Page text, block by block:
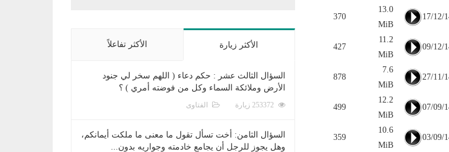
17/12/
13.0
MiB
370
09/12/
11.2
MiB
427
27/11/
7.6
MiB
878
07/09/
12.2
MiB
499
03/09/
10.6
MiB
359
الأكثر زيارة الأكثر تفاعلاً
السؤال الثالث عشر : حكم دعاء ( اللهم سخر لي جنود
الأرض وملائكة السماء وكل من فوضته أمري ) ؟
الفتاوى
السؤال الثامن: أخت تسأل تقول ما معنى ما ملكت أيمانكم،
وهل يجوز للرجل أن يجامع خادمته وجواريه بدون...